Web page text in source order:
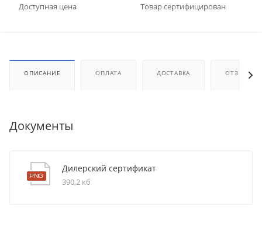
Доступная цена Товар сертифицирован
ОПИСАНИЕ ОПЛАТА ДОСТАВКА ОТЗЫВЫ
Документы
Дилерский сертификат
390,2 кб